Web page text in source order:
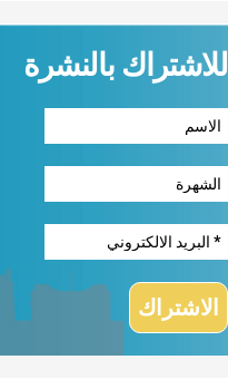
للاشتراك بالنشرة